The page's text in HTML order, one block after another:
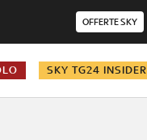
OFFERTE SKY
SKY TG24 INSIDER